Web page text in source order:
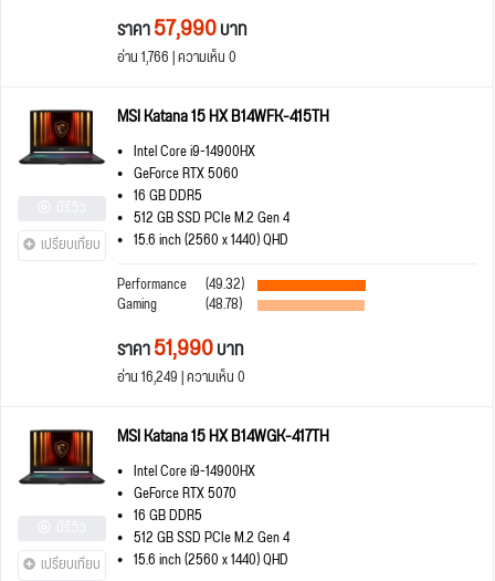
ราคา57,990บาท
อ่าน 1,766 | ความเห็น 0
เปรียบเทียบ
MSI Katana 15 HX B14WFK-415TH
Intel Core i9-14900HX
GeForce RTX 5060
16 GB DDR5
512 GB SSD PCIe M.2 Gen 4
15.6 inch (2560 x 1440) QHD
Performance
(49.32)
Gaming (48.78)
ราคา51,990บาท
อ่าน 16,249 | ความเห็น 0
เปรียบเทียบ
MSI Katana 15 HX B14WGK-417TH
Intel Core i9-14900HX
GeForce RTX 5070
16 GB DDR5
512 GB SSD PCIe M.2 Gen 4
15.6 inch (2560 x 1440) QHD